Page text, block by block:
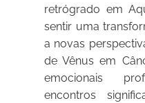
retrógrado em
sentir uma
a novas
de Vênus em
emocionais
encontros